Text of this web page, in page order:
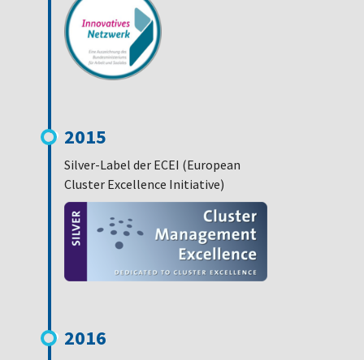
2015
Silver-Label der ECEI (European
Cluster Excellence Initiative)
2016